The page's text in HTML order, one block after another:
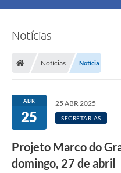
Notícias
Notícias Notícia
ABR
25
25 ABR 2025
SECRETARIAS
Projeto Marco do
domingo, 27 de abril